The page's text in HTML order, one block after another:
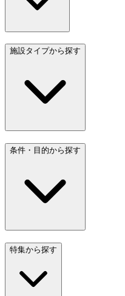
施設タイプから探す
条件・目的から探す
特集から探す